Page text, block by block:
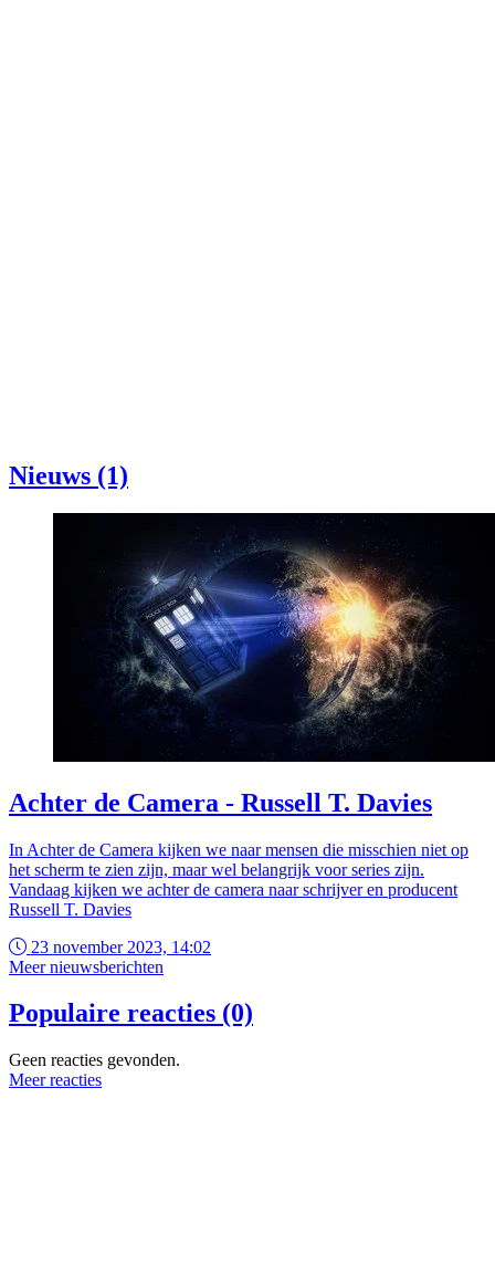
Nieuws (1)
Achter de Camera - Russell T. Davies
In Achter de Camera kijken we naar mensen die misschien niet op
het scherm te zien zijn, maar wel belangrijk voor series zijn.
Vandaag kijken we achter de camera naar schrijver en producent
Russell T. Davies
23 november 2023, 14:02
Meer nieuwsberichten
Populaire reacties (0)
Geen reacties gevonden.
Meer reacties